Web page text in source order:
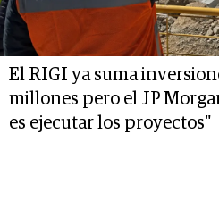
El RIGI ya suma
millones pero el JP
es ejecutar los proyectos"